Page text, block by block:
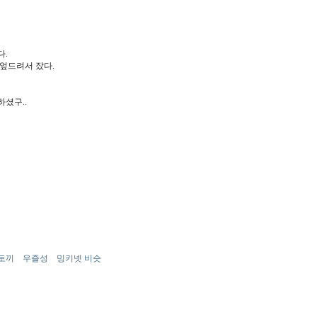
.
드려서 잤다.
구..
끼 우즐성 밍키넷 비슷